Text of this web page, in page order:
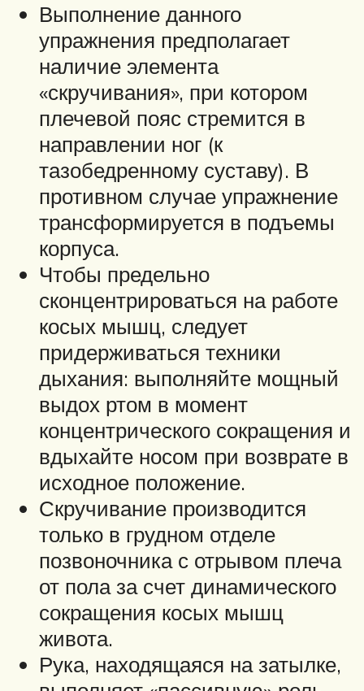
Выполнение данного
упражнения предполагает
наличие элемента
«скручивания», при котором
плечевой пояс стремится в
направлении ног (к
тазобедренному суставу). В
противном случае упражнение
трансформируется в подъемы
корпуса.
Чтобы предельно
сконцентрироваться на работе
косых мышц, следует
придерживаться техники
дыхания: выполняйте мощный
выдох ртом в момент
концентрического сокращения и
вдыхайте носом при возврате в
исходное положение.
Скручивание производится
только в грудном отделе
позвоночника с отрывом плеча
от пола за счет динамического
сокращения косых мышц
живота.
Рука, находящаяся на затылке,